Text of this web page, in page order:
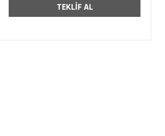
TEKLİF AL